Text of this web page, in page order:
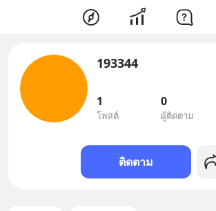
193344
1
โพสต์
0
ผู้ติดตาม
ติดตาม